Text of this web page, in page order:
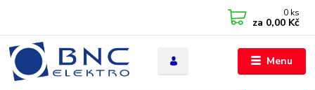
Menu
0 ks
za 0,00 Kč